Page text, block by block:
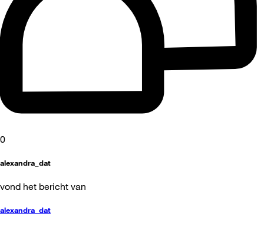
0
alexandra_dat
vond het bericht van
alexandra_dat